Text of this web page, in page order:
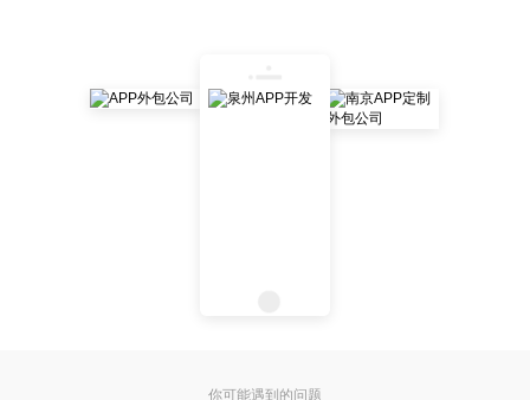
你可能遇到的问题